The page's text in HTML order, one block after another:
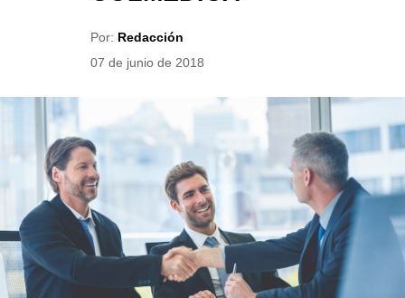
Por: Redacción
07 de junio de 2018